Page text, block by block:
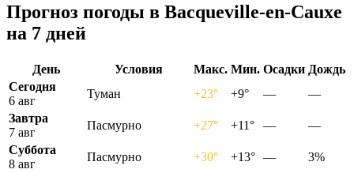
Прогноз погоды в Bacqueville-en-Cauxе
на 7 дней
День Условия Макс. Мин. Осадки Дождь
Сегодня
6 авг
Туман +23° +9° —
—
Завтра
7 авг
Пасмурно +27° +11° —
—
Суббота
8 авг
Пасмурно +30° +13° —
3%